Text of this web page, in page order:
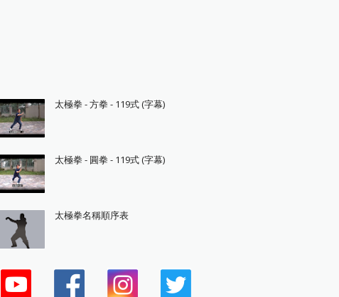
太極拳 - 方拳 - 119式 (字幕)
太極拳 - 圓拳 - 119式 (字幕)
太極拳名稱順序表